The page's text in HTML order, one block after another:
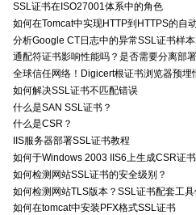
SSL证书在ISO27001体系中的角色
如何在Tomcat中实现HTTP到HTTPS的自
分析Google CT日志中的异常SSL证书样本
通配符证书影响性能吗？是否需要分离
全球信任网络！Digicert根证书浏览器预埋
如何解决SSL证书不匹配错误
什么是SAN SSL证书？
什么是CSR？
IIS服务器部署SSL证书教程
如何于Windows 2003 IIS6上生成CSR证
如何检测网站SSL证书的安全级别？
如何检测网站TLS版本？SSL证书配套工具
如何在tomcat中安装PFX格式SSL证书